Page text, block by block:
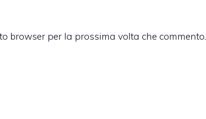
browser per la prossima volta che commento.